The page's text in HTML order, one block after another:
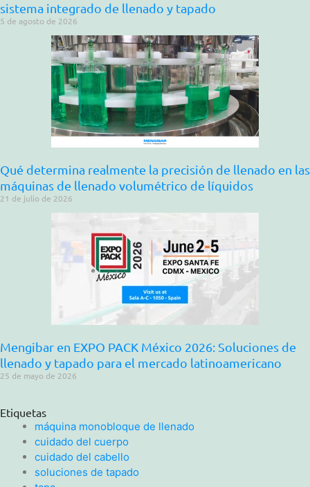
sistema integrado de llenado y tapado
5 de agosto de 2026
Qué determina realmente la precisión de llenado en las
máquinas de llenado volumétrico de líquidos
21 de julio de 2026
Mengibar en EXPO PACK México 2026: Soluciones de
llenado y tapado para el mercado latinoamericano
25 de mayo de 2026
Etiquetas
máquina monobloque de llenado
cuidado del cuerpo
cuidado del cabello
soluciones de tapado